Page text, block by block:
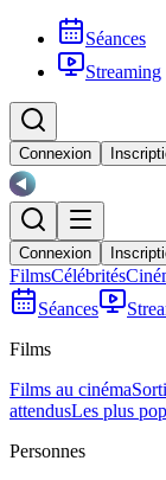
Séances
Streaming
Connexion
Connexion
FilmsCélébrités
Séances
Films
Films au cinéma
attendusLes plus
Personnes